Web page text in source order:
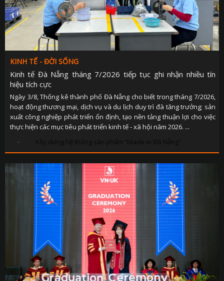
KINH TẾ - ĐỜI SỐNG
Kinh tế Đà Nẵng tháng 7/2026 tiếp tục ghi nhận nhiều tín
hiệu tích cực
Ngày 3/8, Thống kê thành phố Đà Nẵng cho biết trong tháng 7/2026,
hoạt động thương mại, dịch vụ và du lịch duy trì đà tăng trưởng; sản
xuất công nghiệp phát triển ổn định, tạo nền tảng thuận lợi cho việc
thực hiện các mục tiêu phát triển kinh tế - xã hội năm 2026. ...